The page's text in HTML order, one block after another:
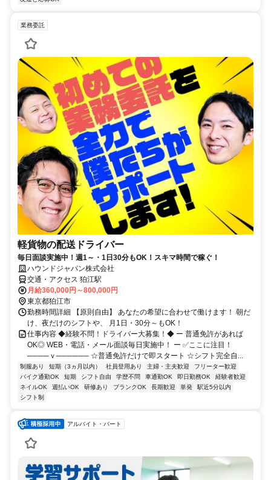
業務委託
軽貨物の配送ドライバー
毎日面談実施中！週1～・1日30分もOK！スキマ時間で稼ぐ！
ハウンドジャパン株式会社
交通・アクセス 狛江駅
月給360,000円～800,000円
東京都狛江市
勤務時間詳細 【原則自由】 あなたの希望に合わせて働けます！ 朝だ
け、夜だけのシフトや、 月1日・30分～もOK！
仕事内容 ◆経験不問！ドライバー大募集！◆ ー 普通免許があれば
OK◎ WEB・電話・メール面談毎日実施中！ ー ✅ここに注目！
────ｖ────── ☆普通免許だけで即スタート ☆シフト完全自...
制服あり 短期（3ヵ月以内） 社員登用あり 主婦・主夫歓迎
フリーター歓迎
バイク通勤OK
短期 シフト自由 学歴不問 車通勤OK 即日勤務OK
経験者歓迎
ネイルOK
週払いOK 研修あり ブランクOK 長期歓迎 単発
駅近5分以内
シフト制
アルバイト・パート